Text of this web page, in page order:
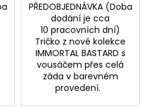
PŘEDOBJEDNÁVKA (Doba
dodání je cca
10 pracovních dní)
Tričko z nové kolekce
IMMORTAL BASTARD s
vousáčem přes celá
záda v barevném
provedení.